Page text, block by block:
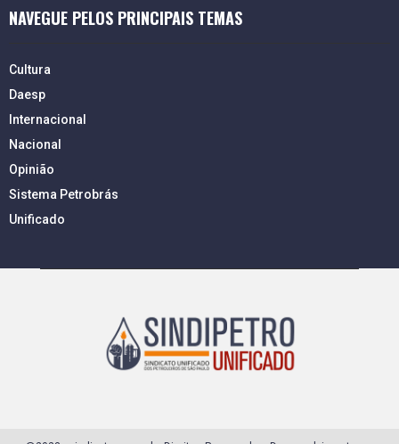
NAVEGUE PELOS PRINCIPAIS TEMAS
Cultura
Daesp
Internacional
Nacional
Opinião
Sistema Petrobrás
Unificado